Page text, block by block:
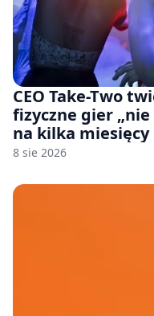
CEO Take-Two
fizyczne gier „nie
na kilka
8 sie 2026